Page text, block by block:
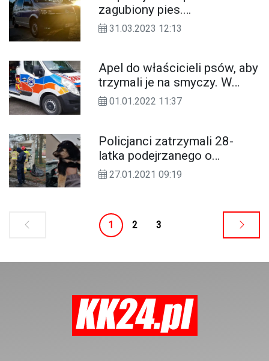
go zabiła. Pies, który nie lubił chować
się w budzie, właśnie tej nocy szukał
zagubiony pies.
Funkcjonariusze nie
31.03.2023 12:13
Apel do właścicieli psów, aby
trzymali je na smyczy. W
Sylwestra doszło do
01.01.2022 11:37
Policjanci zatrzymali 28-
latka podejrzanego o
wrzucenie psa do kontenera
27.01.2021 09:19
1 2 3